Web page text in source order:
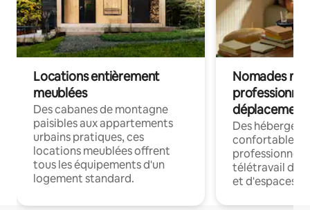
Locations entièrement
meublées
Des cabanes de montagne
paisibles aux appartements
urbains pratiques, ces
locations meublées offrent
tous les équipements d'un
logement standard.
Nomades
déplacement
Des
confortables
professionnels
télétravail
et d'espaces